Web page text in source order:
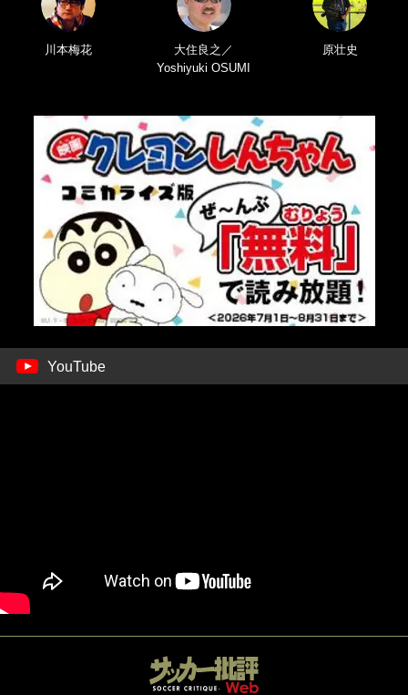
川本梅花
大住良之／
Yoshiyuki OSUMI
原壮史
YouTube